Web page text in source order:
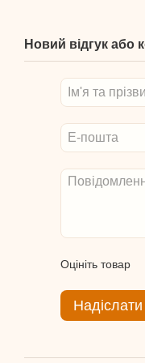
Новий відгук або
Оцініть товар
Надіслати